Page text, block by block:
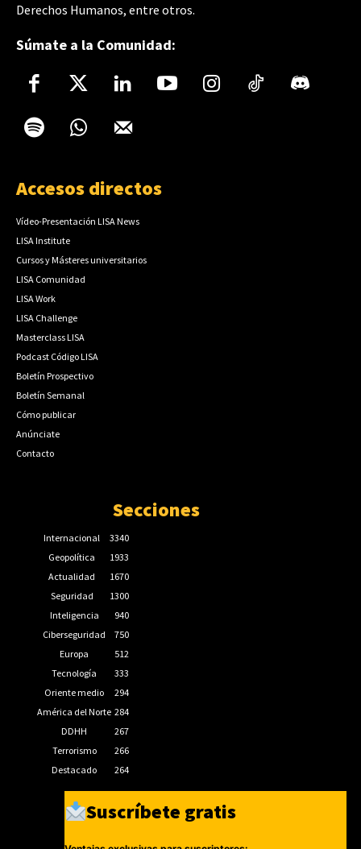
Derechos Humanos, entre otros.
Súmate a la Comunidad:
Accesos directos
Vídeo-Presentación LISA News
LISA Institute
Cursos y Másteres universitarios
LISA Comunidad
LISA Work
LISA Challenge
Masterclass LISA
Podcast Código LISA
Boletín Prospectivo
Boletín Semanal
Cómo publicar
Anúnciate
Contacto
Secciones
Internacional
3340
Geopolítica
1933
Actualidad
1670
Seguridad
1300
Inteligencia
940
Ciberseguridad
750
Europa
512
Tecnología
333
Oriente medio
294
América del Norte 284
DDHH
267
Terrorismo
266
Destacado
264
Suscríbete gratis